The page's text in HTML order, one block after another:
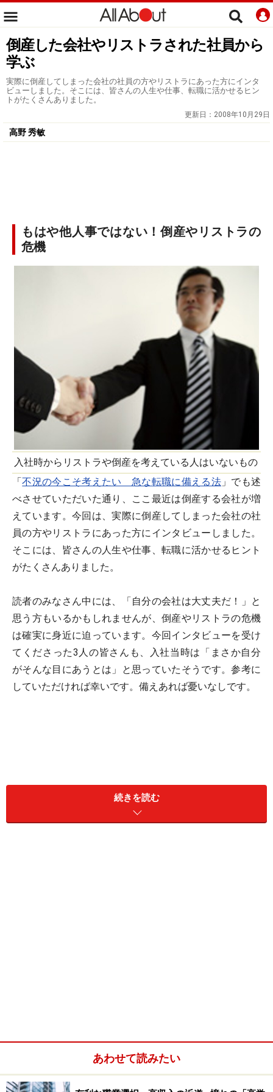
倒産した会社やリストラされた社員から
学ぶ
実際に倒産してしまった会社の社員の方やリストラにあった方にインタ
ビューしました。そこには、皆さんの人生や仕事、転職に活かせるヒン
トがたくさんありました。
更新日： 2008年10月29日
高野 秀敏
もはや他人事ではない！倒産やリストラの
危機
入社時からリストラや倒産を考えている人はいないもの
「不況の今こそ考えたい 急な転職に備える法 」でも述
べさせていただいた通り、ここ最近は倒産する会社が増
えています。今回は、実際に倒産してしまった会社の社
員の方やリストラにあった方にインタビューしました。
そこには、皆さんの人生や仕事、転職に活かせるヒント
がたくさんありました。
読者のみなさん中には、「自分の会社は大丈夫だ！」と
思う方もいるかもしれませんが、倒産やリストラの危機
は確実に身近に迫っています。今回インタビューを受け
てくださった3人の皆さんも、入社当時は「まさか自分
がそんな目にあうとは」と思っていたそうです。参考に
していただければ幸いです。備えあれば憂いなしです。
業界が業界なので、ある程度首を切られる覚悟はしてい
続きを読む
あわせて読みたい